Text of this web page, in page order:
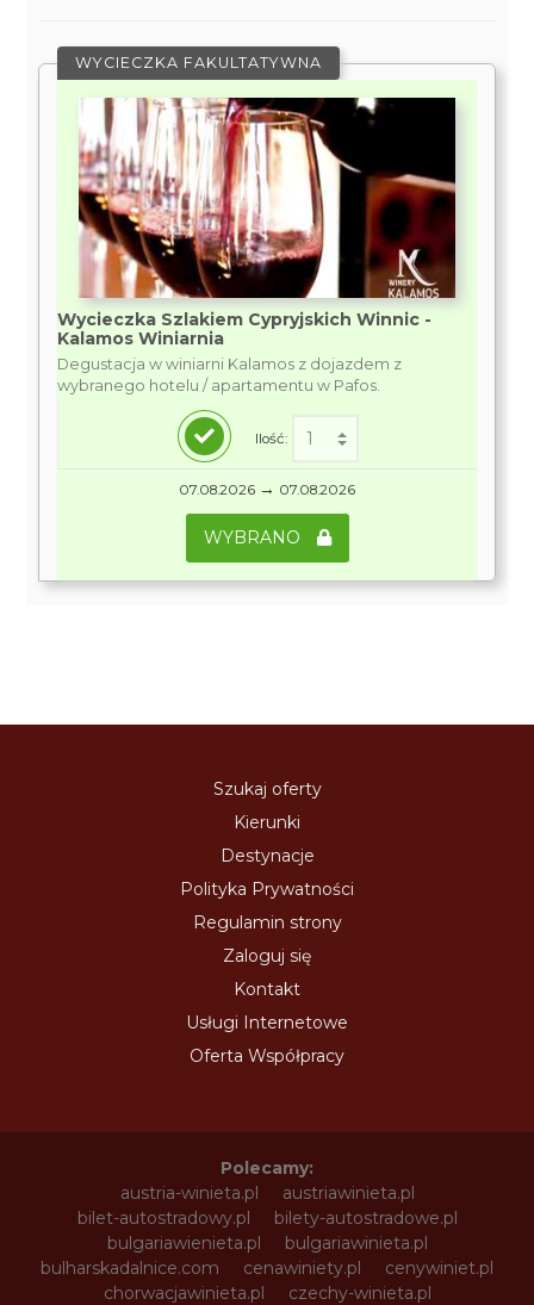
WYCIECZKA FAKULTATYWNA
Wycieczka Szlakiem Cypryjskich Winnic -
Kalamos Winiarnia
Degustacja w winiarni Kalamos z dojazdem z
wybranego hotelu / apartamentu w Pafos.
Ilość:
07.08.2026 → 07.08.2026
WYBRANO
Szukaj oferty
Kierunki
Destynacje
Polityka Prywatności
Regulamin strony
Zaloguj się
Kontakt
Usługi Internetowe
Oferta Współpracy
Polecamy:
austria-winieta.pl
austriawinieta.pl
bilet-autostradowy.pl
bilety-autostradowe.pl
bulgariawienieta.pl
bulgariawinieta.pl
bulharskadalnice.com
cenawiniety.pl
cenywiniet.pl
chorwacjawinieta.pl
czechy-winieta.pl